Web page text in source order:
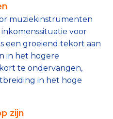
goede doelen
muziekinstrumenten
voor
een groeiend tekort aan
in het hogere
te ondervangen,
in het hoge
zijn